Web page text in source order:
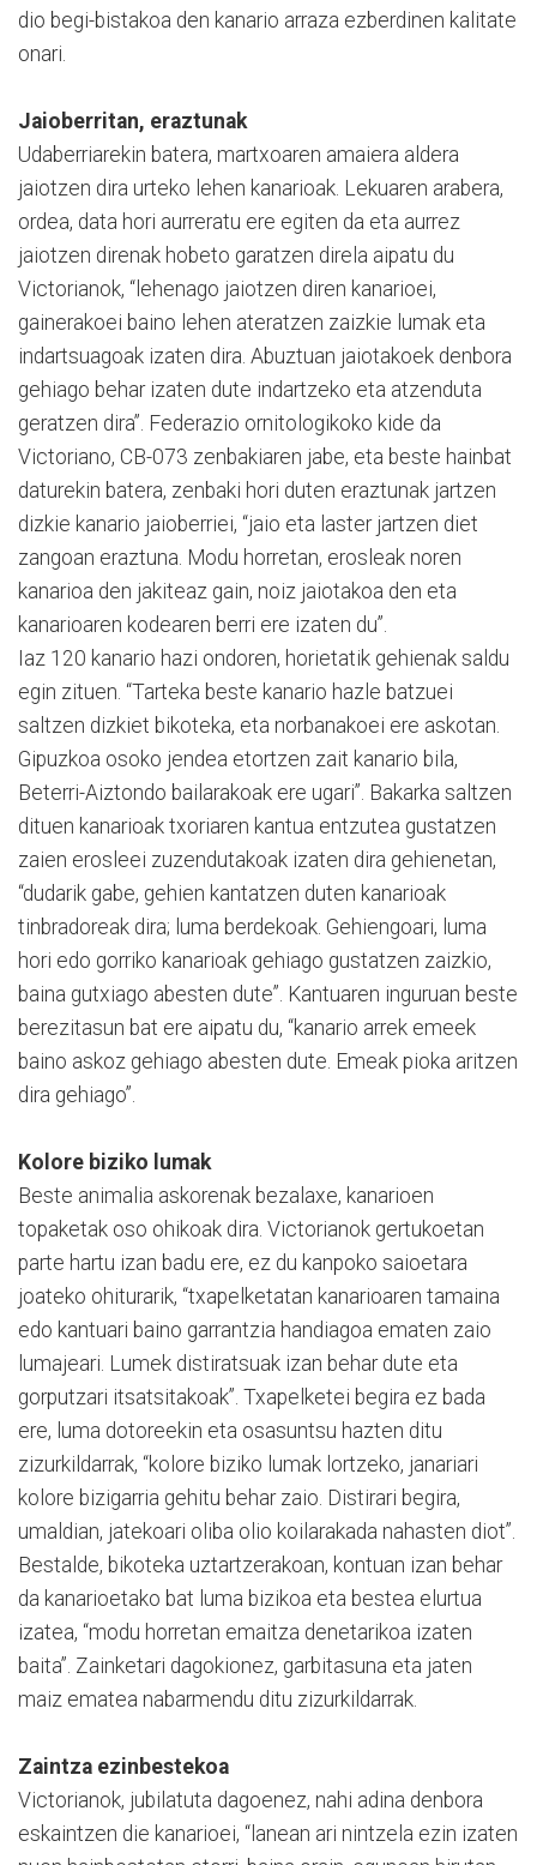
dio begi-bistakoa den kanario arraza ezberdinen kalitate
onari.
Jaioberritan, eraztunak
Udaberriarekin batera, martxoaren amaiera aldera
jaiotzen dira urteko lehen kanarioak. Lekuaren arabera,
ordea, data hori aurreratu ere egiten da eta aurrez
jaiotzen direnak hobeto garatzen direla aipatu du
Victorianok, “lehenago jaiotzen diren kanarioei,
gainerakoei baino lehen ateratzen zaizkie lumak eta
indartsuagoak izaten dira. Abuztuan jaiotakoek denbora
gehiago behar izaten dute indartzeko eta atzenduta
geratzen dira”. Federazio ornitologikoko kide da
Victoriano, CB-073 zenbakiaren jabe, eta beste hainbat
daturekin batera, zenbaki hori duten eraztunak jartzen
dizkie kanario jaioberriei, “jaio eta laster jartzen diet
zangoan eraztuna. Modu horretan, erosleak noren
kanarioa den jakiteaz gain, noiz jaiotakoa den eta
kanarioaren kodearen berri ere izaten du”.
Iaz 120 kanario hazi ondoren, horietatik gehienak saldu
egin zituen. “Tarteka beste kanario hazle batzuei
saltzen dizkiet bikoteka, eta norbanakoei ere askotan.
Gipuzkoa osoko jendea etortzen zait kanario bila,
Beterri-Aiztondo bailarakoak ere ugari”. Bakarka saltzen
dituen kanarioak txoriaren kantua entzutea gustatzen
zaien erosleei zuzendutakoak izaten dira gehienetan,
“dudarik gabe, gehien kantatzen duten kanarioak
tinbradoreak dira; luma berdekoak. Gehiengoari, luma
hori edo gorriko kanarioak gehiago gustatzen zaizkio,
baina gutxiago abesten dute”. Kantuaren inguruan beste
berezitasun bat ere aipatu du, “kanario arrek emeek
baino askoz gehiago abesten dute. Emeak pioka aritzen
dira gehiago”.
Kolore biziko lumak
Beste animalia askorenak bezalaxe, kanarioen
topaketak oso ohikoak dira. Victorianok gertukoetan
parte hartu izan badu ere, ez du kanpoko saioetara
joateko ohiturarik, “txapelketatan kanarioaren tamaina
edo kantuari baino garrantzia handiagoa ematen zaio
lumajeari. Lumek distiratsuak izan behar dute eta
gorputzari itsatsitakoak”. Txapelketei begira ez bada
ere, luma dotoreekin eta osasuntsu hazten ditu
zizurkildarrak, “kolore biziko lumak lortzeko, janariari
kolore bizigarria gehitu behar zaio. Distirari begira,
umaldian, jatekoari oliba olio koilarakada nahasten diot”.
Bestalde, bikoteka uztartzerakoan, kontuan izan behar
da kanarioetako bat luma bizikoa eta bestea elurtua
izatea, “modu horretan emaitza denetarikoa izaten
baita”. Zainketari dagokionez, garbitasuna eta jaten
maiz ematea nabarmendu ditu zizurkildarrak.
Zaintza ezinbestekoa
Victorianok, jubilatuta dagoenez, nahi adina denbora
eskaintzen die kanarioei, “lanean ari nintzela ezin izaten